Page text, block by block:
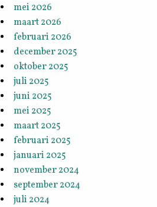
mei 2026
maart 2026
februari 2026
december 2025
oktober 2025
juli 2025
juni 2025
mei 2025
maart 2025
februari 2025
januari 2025
november 2024
september 2024
juli 2024